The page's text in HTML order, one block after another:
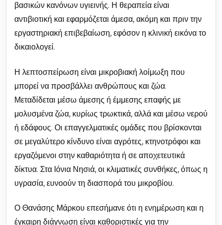
βασικών κανόνων υγιεινής. Η θεραπεία είναι
αντιβιοτική και εφαρμόζεται άμεσα, ακόμη και πριν την
εργαστηριακή επιβεβαίωση, εφόσον η κλινική εικόνα το
δικαιολογεί.
Η λεπτοσπείρωση είναι μικροβιακή λοίμωξη που
μπορεί να προσβάλλει ανθρώπους και ζώα.
Μεταδίδεται μέσω άμεσης ή έμμεσης επαφής με
μολυσμένα ζώα, κυρίως τρωκτικά, αλλά και μέσω νερού
ή εδάφους. Οι επαγγελματικές ομάδες που βρίσκονται
σε μεγαλύτερο κίνδυνο είναι αγρότες, κτηνοτρόφοι και
εργαζόμενοι στην καθαριότητα ή σε αποχετευτικά
δίκτυα. Στα Ιόνια Νησιά, οι κλιματικές συνθήκες, όπως η
υγρασία, ευνοούν τη διασπορά του μικροβίου.
Ο Θανάσης Μάρκου επεσήμανε ότι η ενημέρωση και η
έγκαιρη διάγνωση είναι καθοριστικές για την